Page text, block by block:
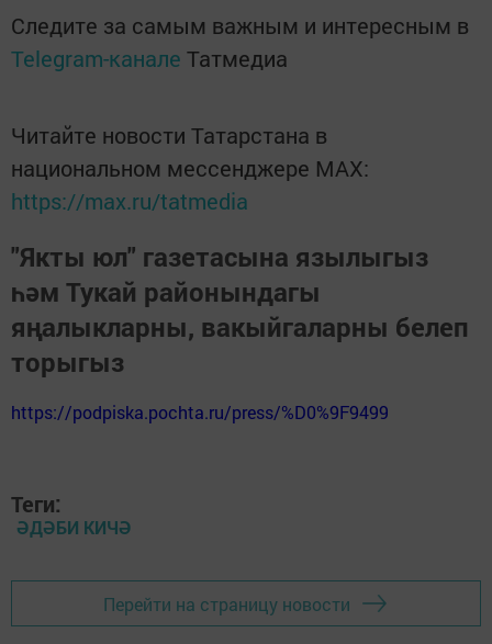
Следите за самым важным и интересным в
Telegram-канале Татмедиа
Читайте новости Татарстана в
национальном мессенджере MАХ:
https://max.ru/tatmedia
"Якты юл" газетасына язылыгыз
һәм Тукай районындагы
яңалыкларны, вакыйгаларны белеп
торыгыз
https://podpiska.pochta.ru/press/%D0%9F9499
Теги:
ӘДӘБИ КИЧӘ
Перейти на страницу новости